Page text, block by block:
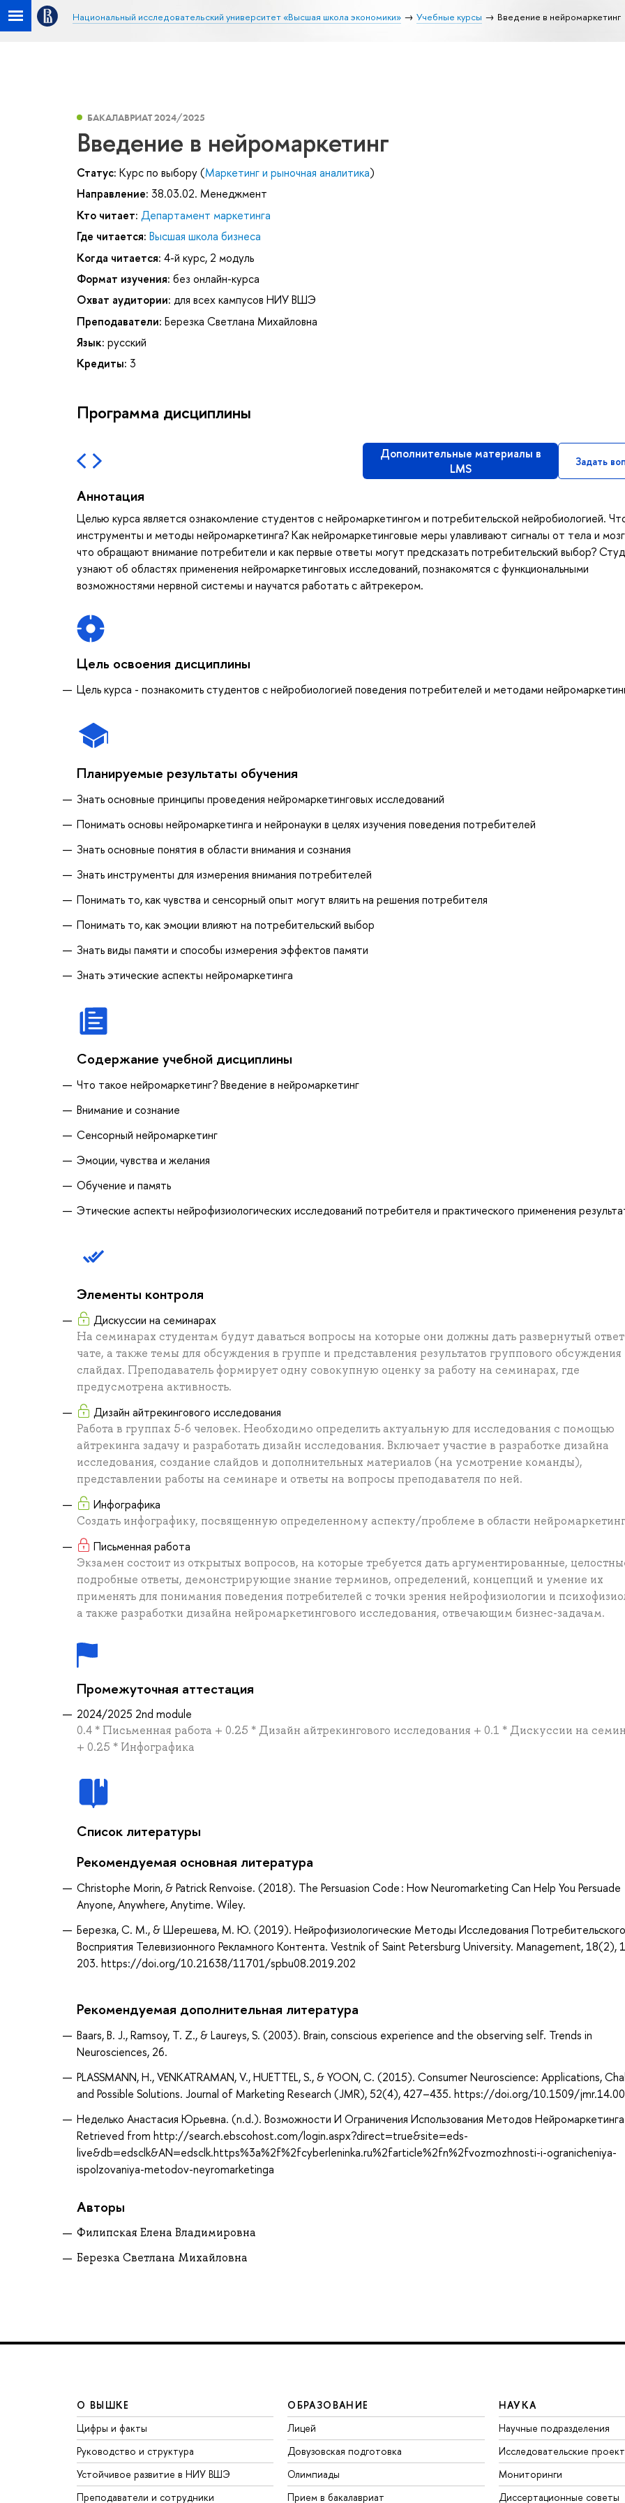
Национальный исследовательский университет «Высшая школа экономики» Учебные курсы Введение в нейромаркетинг
БАКАЛАВРИАТ 2024/2025
Введение в нейромаркетинг
Статус: Курс по выбору (Маркетинг и рыночная аналитика)
Направление: 38.03.02. Менеджмент
Кто читает: Департамент маркетинга
Где читается: Высшая школа бизнеса
Когда читается: 4-й курс, 2 модуль
Формат изучения: без онлайн-курса
Охват аудитории: для всех кампусов НИУ ВШЭ
Преподаватели: Березка Светлана Михайловна
Язык: русский
Кредиты: 3
Программа дисциплины
Дополнительные материалы в
LMS
Задать
Аннотация
Целью курса является ознакомление студентов с нейромаркетингом и потребительской нейробиологией.
инструменты и методы нейромаркетинга? Как нейромаркетинговые меры улавливают сигналы от тела и
что обращают внимание потребители и как первые ответы могут предсказать потребительский выбор?
узнают об областях применения нейромаркетинговых исследований, познакомятся с функциональными
возможностями нервной системы и научатся работать с айтрекером.
Цель освоения дисциплины
Цель курса - познакомить студентов с нейробиологией поведения потребителей и методами
Планируемые результаты обучения
Знать основные принципы проведения нейромаркетинговых исследований
Понимать основы нейромаркетинга и нейронауки в целях изучения поведения потребителей
Знать основные понятия в области внимания и сознания
Знать инструменты для измерения внимания потребителей
Понимать то, как чувства и сенсорный опыт могут вляить на решения потребителя
Понимать то, как эмоции влияют на потребительский выбор
Знать виды памяти и способы измерения эффектов памяти
Знать этические аспекты нейромаркетинга
Содержание учебной дисциплины
Что такое нейромаркетинг? Введение в нейромаркетинг
Внимание и сознание
Сенсорный нейромаркетинг
Эмоции, чувства и желания
Обучение и память
Этические аспекты нейрофизиологических исследований потребителя и практического применения
Элементы контроля
Дискуссии на семинарах
На семинарах студентам будут даваться вопросы на которые они должны дать развернутый
чате, а также темы для обсуждения в группе и представления результатов группового обсуждения
слайдах. Преподаватель формирует одну совокупную оценку за работу на семинарах, где
предусмотрена активность.
Дизайн айтрекингового исследования
Работа в группах 5-6 человек. Необходимо определить актуальную для исследования с помощью
айтрекинга задачу и разработать дизайн исследования. Включает участие в разработке дизайна
исследования, создание слайдов и дополнительных материалов (на усмотрение команды),
представлении работы на семинаре и ответы на вопросы преподавателя по ней.
Инфографика
Создать инфографику, посвященную определенному аспекту/проблеме в области
Письменная работа
Экзамен состоит из открытых вопросов, на которые требуется дать аргументированные,
подробные ответы, демонстрирующие знание терминов, определений, концепций и умение их
применять для понимания поведения потребителей с точки зрения нейрофизиологии и
а также разработки дизайна нейромаркетингового исследования, отвечающим бизнес-задачам.
Промежуточная аттестация
2024/2025 2nd module
0.4 * Письменная работа + 0.25 * Дизайн айтрекингового исследования + 0.1 * Дискуссии на
+ 0.25 * Инфографика
Список литературы
Рекомендуемая основная литература
Christophe Morin, & Patrick Renvoise. (2018). The Persuasion Code : How Neuromarketing Can Help You Persuade
Anyone, Anywhere, Anytime. Wiley.
Березка, С. М., & Шерешева, М. Ю. (2019). Нейрофизиологические Методы Исследования Потребительского
Восприятия Телевизионного Рекламного Контента. Vestnik of Saint Petersburg University. Management, 18(2),
203. https://doi.org/10.21638/11701/spbu08.2019.202
Рекомендуемая дополнительная литература
Baars, B. J., Ramsoy, T. Z., & Laureys, S. (2003). Brain, conscious experience and the observing self. Trends in
Neurosciences, 26.
PLASSMANN, H., VENKATRAMAN, V., HUETTEL, S., & YOON, C. (2015). Consumer Neuroscience: Applications,
and Possible Solutions. Journal of Marketing Research (JMR), 52(4), 427–435. https://doi.org/10.1509/
Неделько Анастасия Юрьевна. (n.d.). Возможности И Ограничения Использования Методов
Retrieved from http://search.ebscohost.com/login.aspx?direct=true&site=eds-
live&db=edsclk&AN=edsclk.https%3a%2f%2fcyberleninka.ru%2farticle%2fn%2fvozmozhnosti-i-ogranicheniya-
ispolzovaniya-metodov-neyromarketinga
Авторы
Филипская Елена Владимировна
Березка Светлана Михайловна
О ВЫШКЕ
Цифры и факты
Руководство и структура
Устойчивое развитие в НИУ ВШЭ
Преподаватели и сотрудники
ОБРАЗОВАНИЕ
Лицей
Довузовская подготовка
Олимпиады
Прием в бакалавриат
НАУКА
Научные подразделения
Исследовательские
Мониторинги
Диссертационные советы